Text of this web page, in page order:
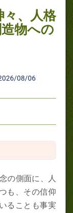
、人格
物への
08/06
の側面に、人
も、その信仰
ることも事実